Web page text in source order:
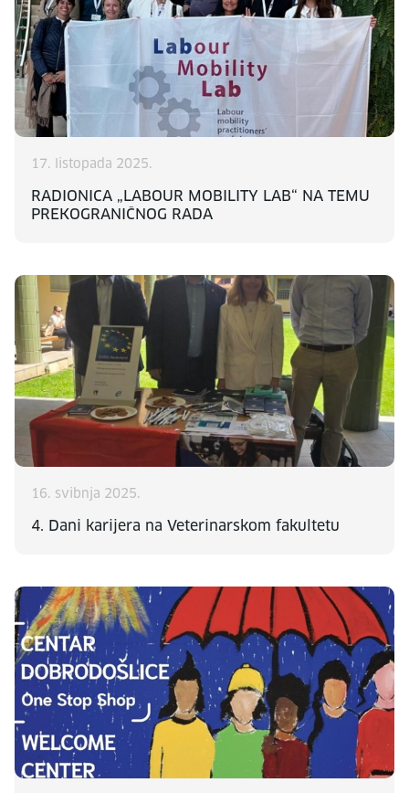
17. listopada 2025.
RADIONICA „LABOUR MOBILITY LAB“ NA TEMU
PREKOGRANIČNOG RADA
16. svibnja 2025.
4. Dani karijera na Veterinarskom fakultetu